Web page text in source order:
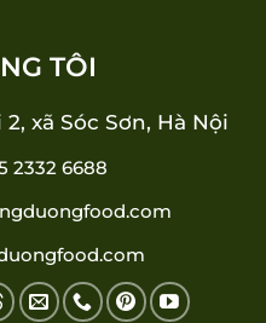
TÔI
xã Sóc Sơn, Hà Nội
2332 6688